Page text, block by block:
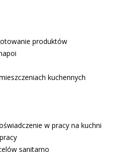
produktów
kuchennych
w pracy na kuchni
sanitarno